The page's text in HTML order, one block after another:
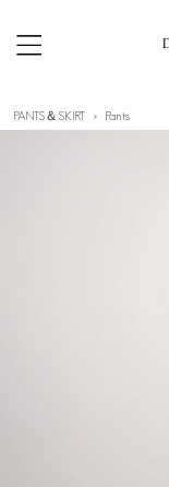
PANTS＆SKIRT Pants